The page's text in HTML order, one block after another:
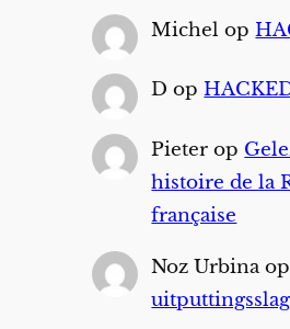
Michel op
D op
Pieter op
histoire de la
française
Noz Urbina
uitputtingsslag